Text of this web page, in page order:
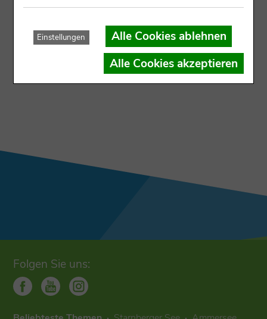
Die Veranstaltung ist bereits abgelaufen
Der Datensatz ist dem Ausgabekanal nicht
Folgen Sie uns:
Einstellungen
Alle Cookies ablehnen
Alle Cookies akzeptieren